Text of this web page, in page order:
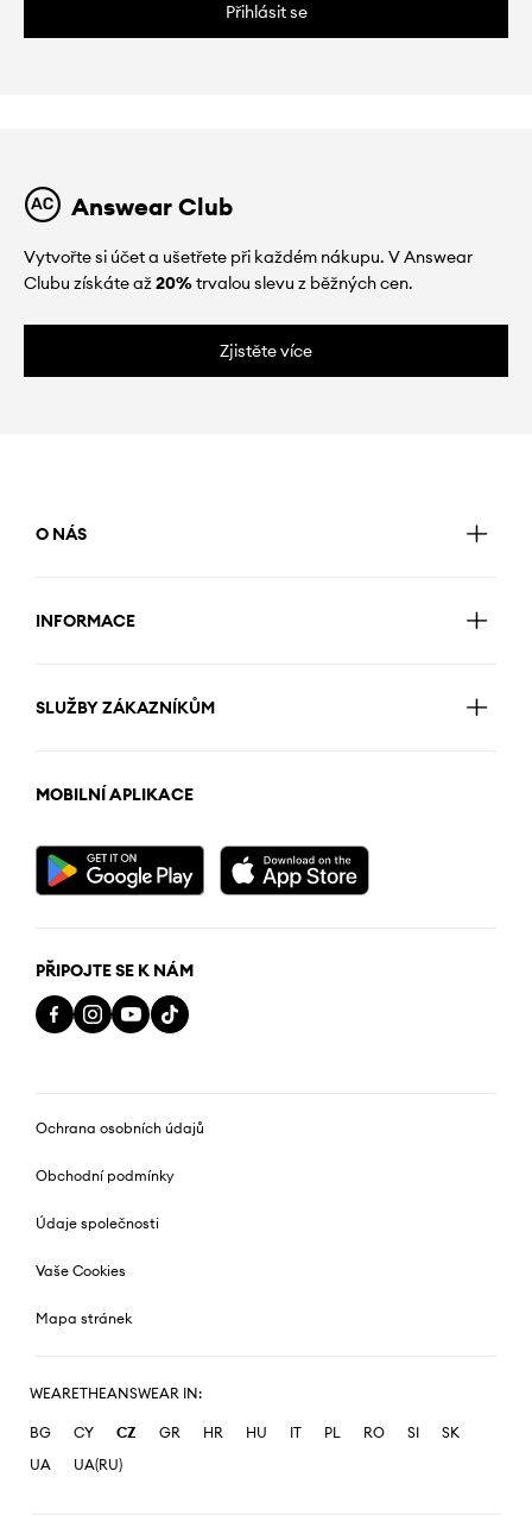
Přihlásit se
Answear Club
Vytvořte si účet a ušetřete při každém nákupu. V Answear
Clubu získáte až20%trvalou slevu z běžných cen.
Zjistěte více
O NÁS
INFORMACE
SLUŽBY ZÁKAZNÍKŮM
MOBILNÍ APLIKACE
PŘIPOJTE SE K NÁM
Ochrana osobních údajů
Obchodní podmínky
Údaje společnosti
Vaše Cookies
Mapa stránek
WEARETHEANSWEAR IN:
BG CY CZ GR HR HU IT PL RO SI
SK
UA
UA(RU)